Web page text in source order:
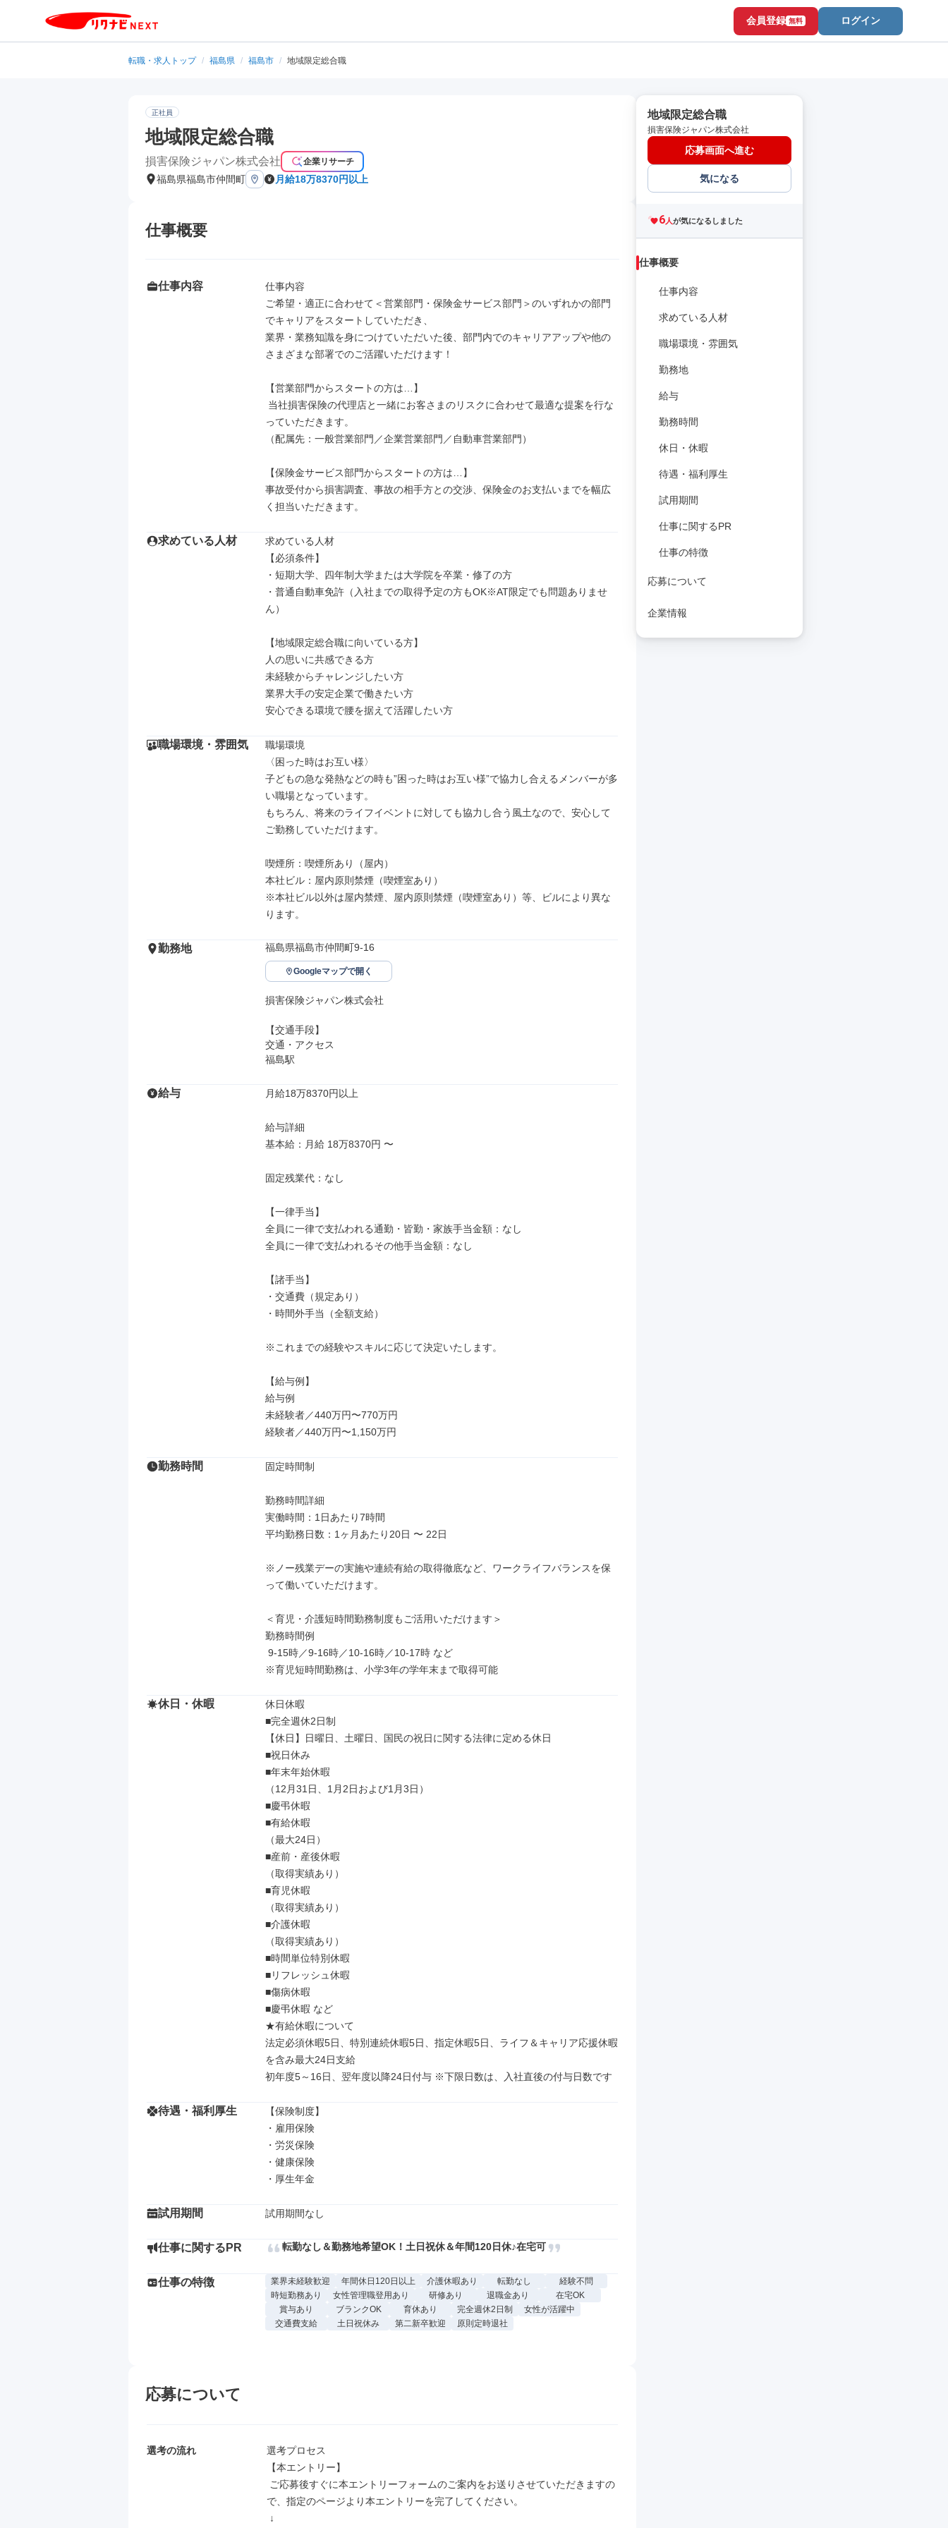
会員登録 無料 ログイン
転職・求人トップ / 福島県 / 福島市 / 地域限定総合職
正社員
地域限定総合職
損害保険ジャパン株式会社 企業リサーチ
福島県福島市仲間町 月給18万8370円以上
仕事概要
仕事内容
仕事内容
ご希望・適正に合わせて＜営業部門・保険金サービス部門＞のいずれかの部門
でキャリアをスタートしていただき、
業界・業務知識を身につけていただいた後、部門内でのキャリアアップや他の
さまざまな部署でのご活躍いただけます！
【営業部門からスタートの方は…】
っていただきます。
（配属先：一般営業部門／企業営業部門／自動車営業部門）
【保険金サービス部門からスタートの方は…】
事故受付から損害調査、事故の相手方との交渉、保険金のお支払いまでを幅広
く担当いただきます。
求めている人材
求めている人材
【必須条件】
・短期大学、四年制大学または大学院を卒業・修了の方
・普通自動車免許（入社までの取得予定の方もOK※AT限定でも問題ありませ
ん）
【地域限定総合職に向いている方】
人の思いに共感できる方
未経験からチャレンジしたい方
業界大手の安定企業で働きたい方
安心できる環境で腰を据えて活躍したい方
職場環境・雰囲気
職場環境
〈困った時はお互い様〉
子どもの急な発熱などの時も”困った時はお互い様”で協力し合えるメンバーが多
い職場となっています。
もちろん、将来のライフイベントに対しても協力し合う風土なので、安心して
ご勤務していただけます。
喫煙所：喫煙所あり（屋内）
本社ビル：屋内原則禁煙（喫煙室あり）
※本社ビル以外は屋内禁煙、屋内原則禁煙（喫煙室あり）等、ビルにより異な
ります。
勤務地 福島県福島市仲間町9-16
Googleマップで開く
損害保険ジャパン株式会社
【交通手段】
交通・アクセス
福島駅
給与 月給18万8370円以上
給与詳細
基本給：月給 18万8370円 〜
固定残業代：なし
【一律手当】
全員に一律で支払われる通勤・皆勤・家族手当金額：なし
全員に一律で支払われるその他手当金額：なし
【諸手当】
・交通費（規定あり）
・時間外手当（全額支給）
※これまでの経験やスキルに応じて決定いたします。
【給与例】
給与例
未経験者／440万円〜770万円
経験者／440万円〜1,150万円
勤務時間 固定時間制
勤務時間詳細
実働時間：1日あたり7時間
平均勤務日数：1ヶ月あたり20日 〜 22日
※ノー残業デーの実施や連続有給の取得徹底など、ワークライフバランスを保
って働いていただけます。
＜育児・介護短時間勤務制度もご活用いただけます＞
勤務時間例
※育児短時間勤務は、小学3年の学年末まで取得可能
休日・休暇
休日休暇
■完全週休2日制
【休日】日曜日、土曜日、国民の祝日に関する法律に定める休日
■祝日休み
■年末年始休暇
（12月31日、1月2日および1月3日）
■慶弔休暇
■有給休暇
（最大24日）
■産前・産後休暇
（取得実績あり）
■育児休暇
（取得実績あり）
■介護休暇
（取得実績あり）
■時間単位特別休暇
■リフレッシュ休暇
■傷病休暇
■慶弔休暇 など
★有給休暇について
法定必須休暇5日、特別連続休暇5日、指定休暇5日、ライフ＆キャリア応援休暇
を含み最大24日支給
初年度5～16日、翌年度以降24日付与 ※下限日数は、入社直後の付与日数です
待遇・福利厚生
【保険制度】
・雇用保険
・労災保険
・健康保険
・厚生年金
試用期間 試用期間なし
仕事に関するPR 転勤なし＆勤務地希望OK！土日祝休＆年間120日休♪在宅可
仕事の特徴 業界未経験歓迎 年間休日120日以上 介護休暇あり 転勤なし
経験不問
時短勤務あり
女性管理職登用あり 研修あり 退職金あり
在宅OK
賞与あり
ブランクOK 育休あり 完全週休2日制
女性が活躍中
交通費支給
土日祝休み 第二新卒歓迎 原則定時退社
応募について
選考の流れ
選考プロセス
【本エントリー】
で、指定のページより本エントリーを完了してください。
地域限定総合職
損害保険ジャパン株式会社
応募画面へ進む
気になる
6人が気になるしました
仕事概要
仕事内容
求めている人材
職場環境・雰囲気
勤務地
給与
勤務時間
休日・休暇
待遇・福利厚生
試用期間
仕事に関するPR
仕事の特徴
応募について
企業情報